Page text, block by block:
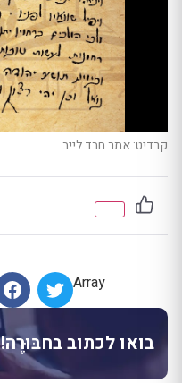
קרדיט: אתר חבד לייב
Array
בואו לכתוב בחבּוּרֶה!